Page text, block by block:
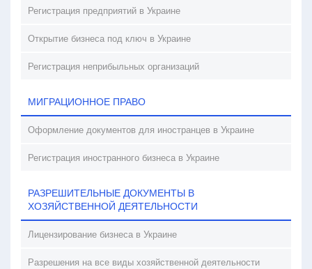
Регистрация предприятий в Украине
Открытие бизнеса под ключ в Украине
Регистрация неприбыльных организаций
МИГРАЦИОННОЕ ПРАВО
Оформление документов для иностранцев в Украине
Регистрация иностранного бизнеса в Украине
РАЗРЕШИТЕЛЬНЫЕ ДОКУМЕНТЫ В
ХОЗЯЙСТВЕННОЙ ДЕЯТЕЛЬНОСТИ
Лицензирование бизнеса в Украине
Разрешения на все виды хозяйственной деятельности